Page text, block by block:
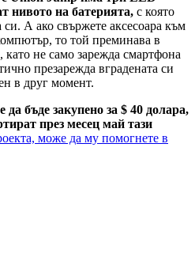
нивото на батерията, с която
А ако свържете аксесоара към
то той преминава в
не само зарежда смартфона
презарежда вградената си
в друг момент.
бъде закупено за $ 40 долара,
през месец май тази
може да му помогнете в